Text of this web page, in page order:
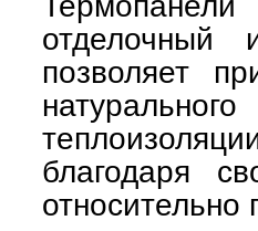
отделочный
позволяет
благодаря
относительно